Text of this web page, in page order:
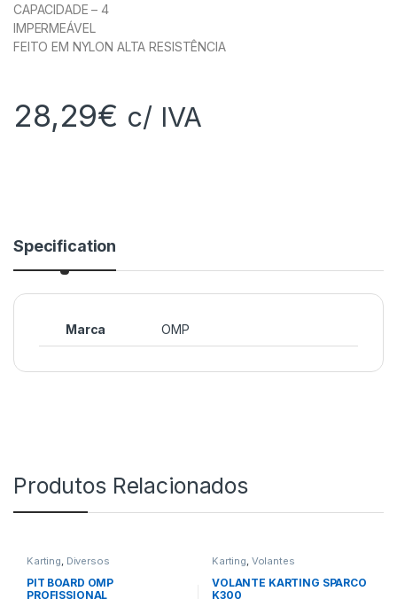
CAPACIDADE – 4
IMPERMEÁVEL
FEITO EM NYLON ALTA RESISTÊNCIA
28,29€ c/ IVA
Specification
Marca OMP
Produtos Relacionados
Karting, Diversos
PIT BOARD OMP
PROFISSIONAL
Karting, Volantes
VOLANTE KARTING SPARCO
K300